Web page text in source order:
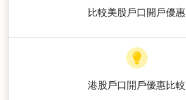
比較美股戶口開戶優惠
港股戶口開戶優惠比較